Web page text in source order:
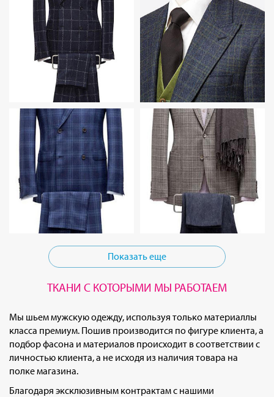
Показать еще
ТКАНИ С КОТОРЫМИ МЫ РАБОТАЕМ
Мы шьем мужскую одежду, используя только материаллы
класса премиум. Пошив производится по фигуре клиента, а
подбор фасона и материалов происходит в соответствии с
личностью клиента, а не исходя из наличия товара на
полке магазина.
Благодаря эксклюзивным контрактам с нашими